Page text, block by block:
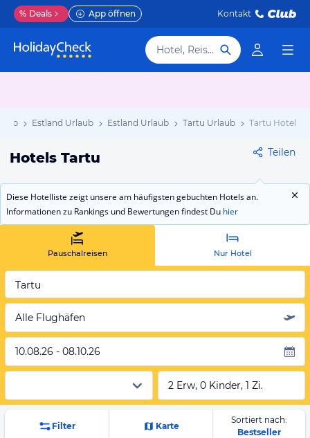
% Deals App öffnen Kontakt
Hotel, Reiseziel
Estland Urlaub Estland Urlaub Tartu Urlaub Tartu Hotels
Hotels Tartu Teilen
Diese Hotelliste zeigt unsere am häufigsten gebuchten Hotels an.
Informationen zu Rankings und Bewertungen findest Du hier
Pauschalreisen Nur Hotel
Tartu
Alle Flughäfen
10.08.26 - 08.10.26
2 Erw, 0 Kinder, 1 Zi.
Filter Karte
Sortiert nach:
Bestseller